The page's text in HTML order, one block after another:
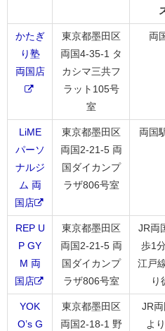
かたぎ
り塾
両国店
東京都墨田区
両国4-35-1 タ
カシマ三共フ
ラット105号
室
両
LiME
パーソ
ナルジ
ム 両
国店
東京都墨田区
両国2-21-5 両
国ダイカンプ
ラザ806号室
両国
REP U
P GY
M 両
国店
東京都墨田区
両国2-21-5 両
国ダイカンプ
ラザ806号室
JR両
歩1
江戸
り
YOK
O’s G
東京都墨田区
両国2-18-1 野
JR
よ